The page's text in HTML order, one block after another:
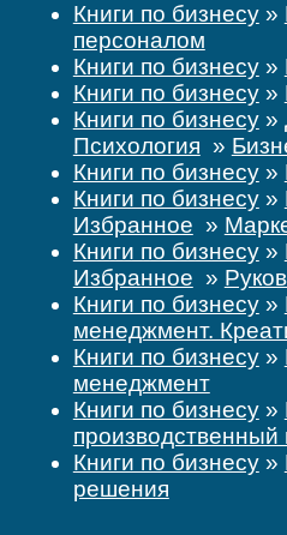
Книги по бизнесу»
персоналом
Книги по бизнесу»
Книги по бизнесу»
Книги по бизнесу»
Психология »
Книги по бизнесу»
Книги по бизнесу»
Избранное »
Книги по бизнесу»
Избранное »
Книги по бизнесу»
менеджмент.
Книги по бизнесу»
менеджмент
Книги по бизнесу»
Книги по бизнесу»
решения